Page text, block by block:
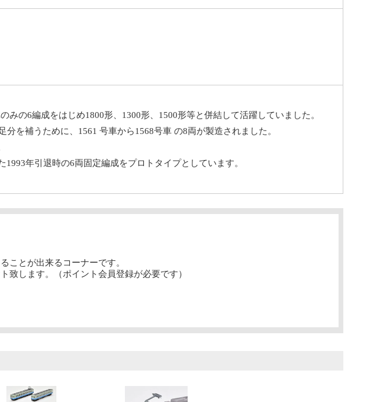
の6編成をはじめ1800形、1300形、1500形等と併結して活躍していました。
を補うために、1561 号車から1568号車 の8両が製造されました。
年引退時の6両固定編成をプロトタイプとしています。
ことが出来るコーナーです。
致します。（ポイント会員登録が必要です）